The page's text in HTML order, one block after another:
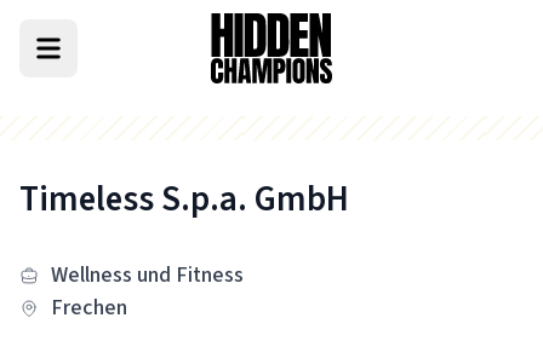
Timeless S.p.a. GmbH
Wellness und Fitness
Frechen